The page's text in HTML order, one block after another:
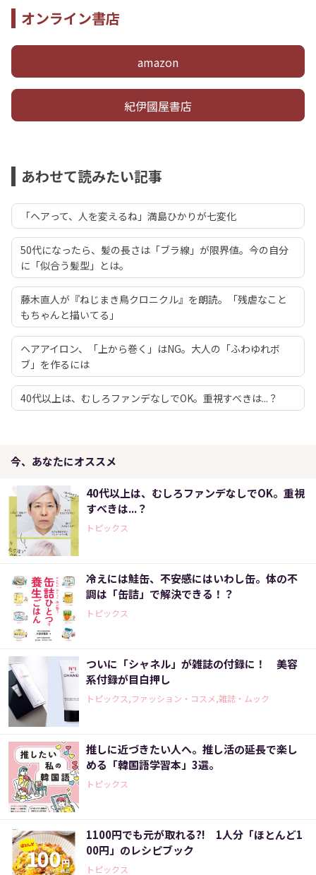
オンライン書店
amazon
紀伊國屋書店
あわせて読みたい記事
「ヘアって、人を変えるね」満島ひかりが七変化
50代になったら、髪の長さは「ブラ線」が限界値。今の自分
に「似合う髪型」とは。
藤木直人が『ねじまき鳥クロニクル』を朗読。「残虐なこと
もちゃんと描いてる」
ヘアアイロン、「上から巻く」はNG。大人の「ふわゆれボ
ブ」を作るには
40代以上は、むしろファンデなしでOK。重視すべきは...？
今、あなたにオススメ
40代以上は、むしろファンデなしでOK。重視
すべきは...？
トピックス
冷えには鮭缶、不安感にはいわし缶。体の不
調は「缶詰」で解決できる！？
トピックス
ついに「シャネル」が雑誌の付録に！ 美容
系付録が目白押し
トピックス,ファッション・コスメ,雑誌・ムック
推しに近づきたい人へ。推し活の延長で楽し
める「韓国語学習本」3選。
トピックス
1100円でも元が取れる?! 1人分「ほとんど1
00円」のレシピブック
トピックス